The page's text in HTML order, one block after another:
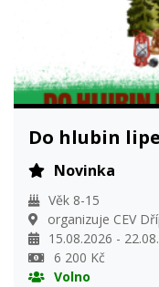
Do hlubin
Novinka
Věk 8-15
organizuje CEV
15.08.2026 -
6 200 Kč
Volno